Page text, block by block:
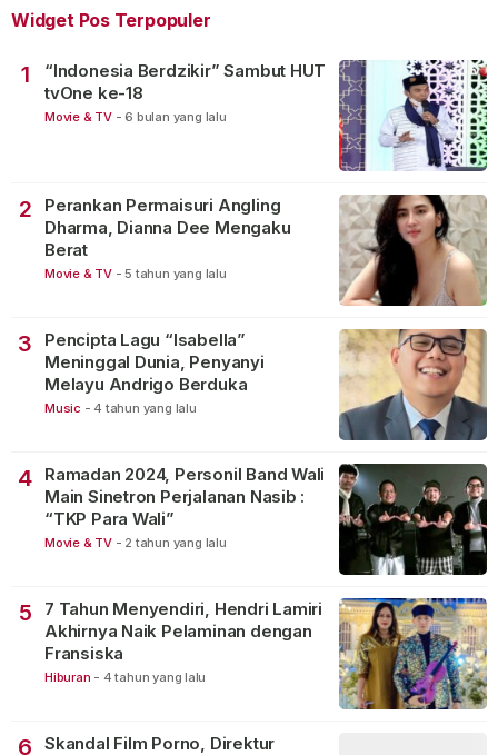
Widget Pos Terpopuler
1
“Indonesia Berdzikir” Sambut HUT
tvOne ke-18
Movie & TV - 6 bulan yang lalu
2
Perankan Permaisuri Angling
Dharma, Dianna Dee Mengaku
Berat
Movie & TV - 5 tahun yang lalu
3
Pencipta Lagu “Isabella”
Meninggal Dunia, Penyanyi
Melayu Andrigo Berduka
Music - 4 tahun yang lalu
4
Ramadan 2024, Personil Band Wali
Main Sinetron Perjalanan Nasib :
“TKP Para Wali”
Movie & TV - 2 tahun yang lalu
5
7 Tahun Menyendiri, Hendri Lamiri
Akhirnya Naik Pelaminan dengan
Fransiska
Hiburan - 4 tahun yang lalu
6
Skandal Film Porno, Direktur